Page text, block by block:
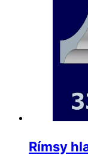
Rímsy